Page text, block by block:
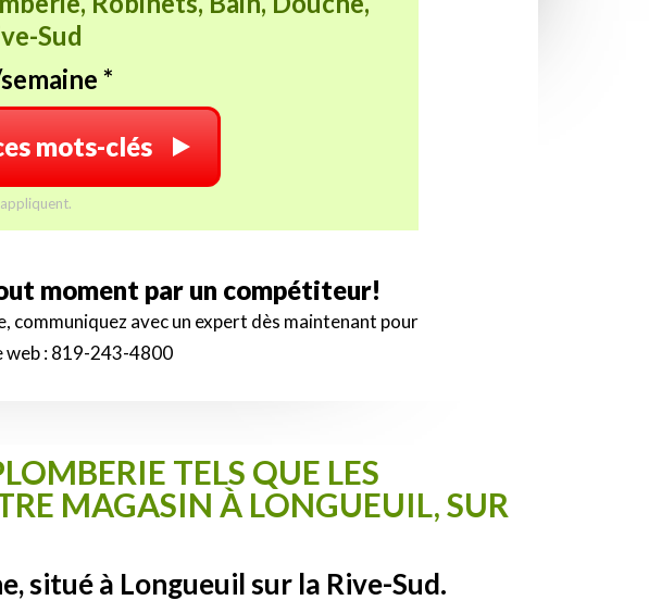
Sud
*
mots-clés
moment par un compétiteur!
communiquez avec un expert dès maintenant pour
:819-243-4800
TELS QUE LES
MAGASIN À LONGUEUIL, SUR
situé à Longueuil sur la Rive-Sud.